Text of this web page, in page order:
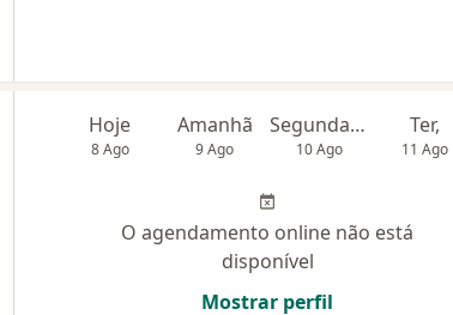
Hoje
8 Ago
Amanhã
9 Ago
Segunda-feira
10 Ago
Ter,
11 Ago
O agendamento online não está
disponível
Mostrar perfil